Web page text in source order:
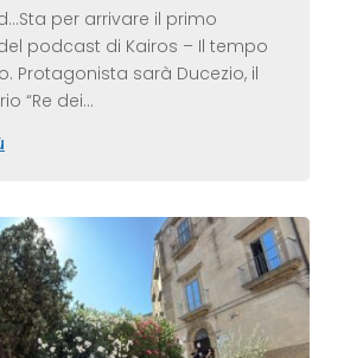
per arrivare il primo
podcast di Kairos – Il tempo
Protagonista sarà Ducezio, il
“Re dei...